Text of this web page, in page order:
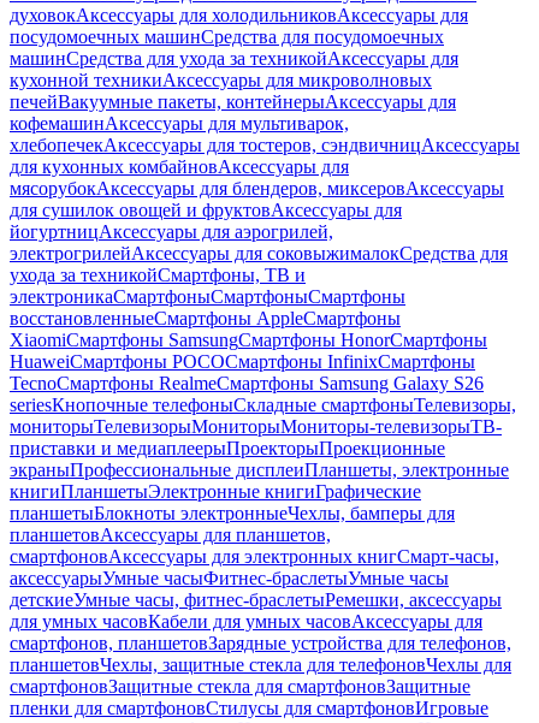
духовокАксессуары для холодильниковАксессуары для
посудомоечных машинСредства для посудомоечных
машинСредства для ухода за техникойАксессуары для
кухонной техникиАксессуары для микроволновых
печейВакуумные пакеты, контейнерыАксессуары для
кофемашинАксессуары для мультиварок,
хлебопечекАксессуары для тостеров, сэндвичницАксессуары
для кухонных комбайновАксессуары для
мясорубокАксессуары для блендеров, миксеровАксессуары
для сушилок овощей и фруктовАксессуары для
йогуртницАксессуары для аэрогрилей,
электрогрилейАксессуары для соковыжималокСредства для
ухода за техникойСмартфоны, ТВ и
электроникаСмартфоныСмартфоныСмартфоны
восстановленныеСмартфоны AppleСмартфоны
XiaomiСмартфоны SamsungСмартфоны HonorСмартфоны
HuaweiСмартфоны POCOСмартфоны InfinixСмартфоны
TecnoСмартфоны RealmeСмартфоны Samsung Galaxy S26
seriesКнопочные телефоныСкладные смартфоныТелевизоры,
мониторыТелевизорыМониторыМониторы-телевизорыТВ-
приставки и медиаплеерыПроекторыПроекционные
экраныПрофессиональные дисплеиПланшеты, электронные
книгиПланшетыЭлектронные книгиГрафические
планшетыБлокноты электронныеЧехлы, бамперы для
планшетовАксессуары для планшетов,
смартфоновАксессуары для электронных книгСмарт-часы,
аксессуарыУмные часыФитнес-браслетыУмные часы
детскиеУмные часы, фитнес-браслетыРемешки, аксессуары
для умных часовКабели для умных часовАксессуары для
смартфонов, планшетовЗарядные устройства для телефонов,
планшетовЧехлы, защитные стекла для телефоновЧехлы для
смартфоновЗащитные стекла для смартфоновЗащитные
пленки для смартфоновСтилусы для смартфоновИгровые